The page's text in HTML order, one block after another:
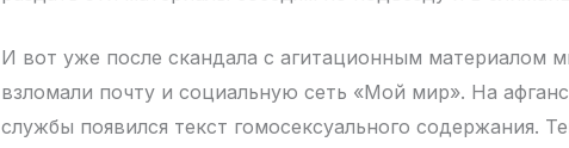
И вот уже после скандала с агитационным материалом
взломали почту и социальную сеть «Мой мир». На
службы появился текст гомосексуального содержания.